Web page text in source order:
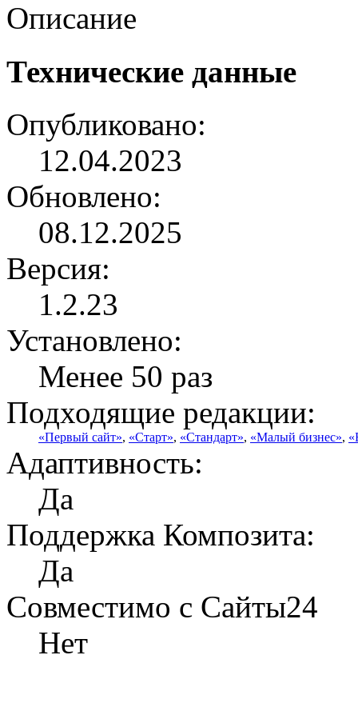
Описание
Технические данные
Опубликовано:
12.04.2023
Обновлено:
08.12.2025
Версия:
1.2.23
Установлено:
Менее 50 раз
Подходящие редакции:
«Первый сайт», «Старт», «Стандарт», «Малый бизнес»,
Адаптивность:
Да
Поддержка Композита:
Да
Совместимо с Сайты24
Нет